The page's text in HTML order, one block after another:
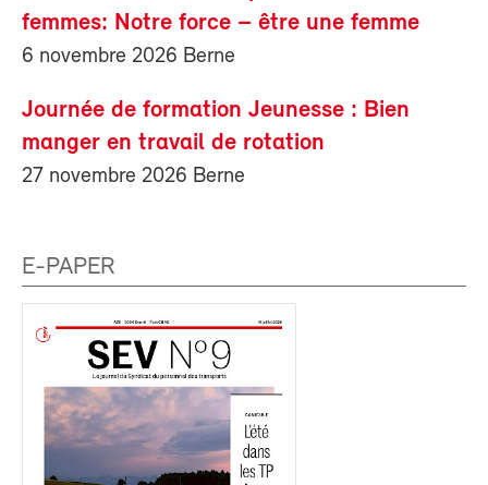
femmes: Notre force – être une femme
6 novembre 2026 Berne
Journée de formation Jeunesse : Bien
manger en travail de rotation
27 novembre 2026 Berne
E-PAPER